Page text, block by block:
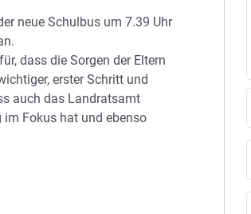
neue Schulbus um 7.39 Uhr
dass die Sorgen der Eltern
erster Schritt und
auch das Landratsamt
Fokus hat und ebenso